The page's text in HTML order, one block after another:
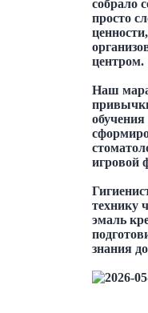
собрало
просто
центром.
Наш
игровой
технику
эмаль
знания